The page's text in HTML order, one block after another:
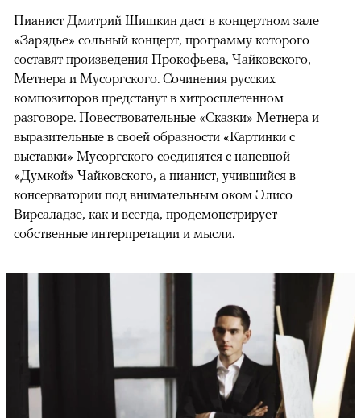
Пианист Дмитрий Шишкин даст в концертном зале
«Зарядье» сольный концерт, программу которого
составят произведения Прокофьева, Чайковского,
Метнера и Мусоргского. Сочинения русских
композиторов предстанут в хитросплетенном
разговоре. Повествовательные «Сказки» Метнера и
выразительные в своей образности «Картинки с
выставки» Мусоргского соединятся с напевной
«Думкой» Чайковского, а пианист, учившийся в
консерватории под внимательным оком Элисо
Вирсаладзе, как и всегда, продемонстрирует
собственные интерпретации и мысли.